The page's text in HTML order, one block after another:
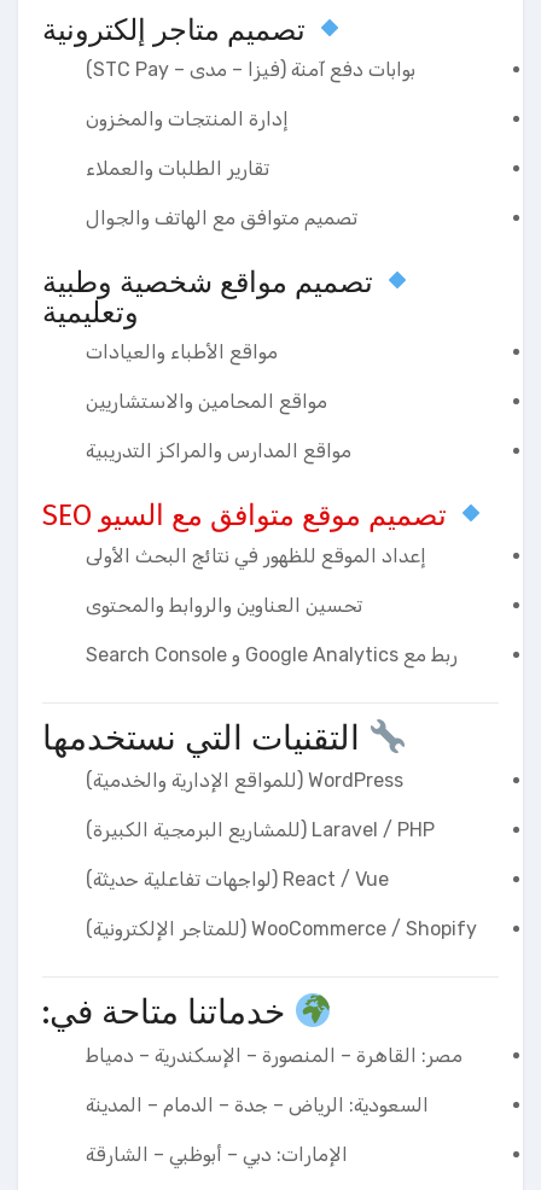
تصميم متاجر إلكترونية
بوابات دفع آمنة (فيزا – مدى – STC Pay)
إدارة المنتجات والمخزون
تقارير الطلبات والعملاء
تصميم متوافق مع الهاتف والجوال
تصميم مواقع شخصية وطبية
وتعليمية
مواقع الأطباء والعيادات
مواقع المحامين والاستشاريين
مواقع المدارس والمراكز التدريبية
تصميم موقع متوافق مع السيو SEO
إعداد الموقع للظهور في نتائج البحث الأولى
تحسين العناوين والروابط والمحتوى
ربط مع Google Analytics و Search Console
التقنيات التي نستخدمها
WordPress (للمواقع الإدارية والخدمية)
Laravel / PHP (للمشاريع البرمجية الكبيرة)
React / Vue (لواجهات تفاعلية حديثة)
WooCommerce / Shopify (للمتاجر الإلكترونية)
خدماتنا متاحة في:
مصر: القاهرة – المنصورة – الإسكندرية – دمياط
السعودية: الرياض – جدة – الدمام – المدينة
الإمارات: دبي – أبوظبي – الشارقة